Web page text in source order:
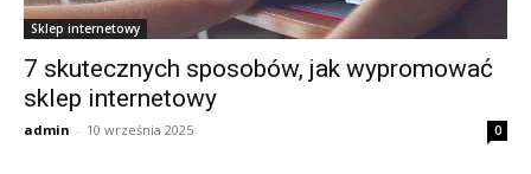
Sklep internetowy
7 skutecznych sposobów, jak wypromować
sklep internetowy
admin - 10 września 2025 0